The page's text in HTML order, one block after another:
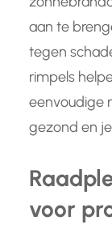
aan te
tegen
rimpels
eenvoudige
gezond en
voor